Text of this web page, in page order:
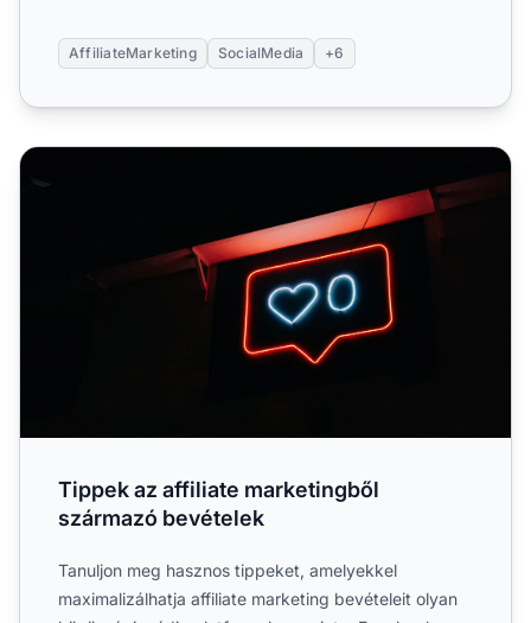
AffiliateMarketing SocialMedia +6
Tippek az affiliate marketingből származó bevételek
Tippek az affiliate marketingből
származó bevételek
Tanuljon meg hasznos tippeket, amelyekkel
maximalizálhatja affiliate marketing bevételeit olyan